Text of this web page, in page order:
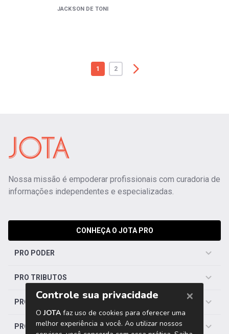
JACKSON DE TONI
1 2
Nossa missão é empoderar profissionais com curadoria de
informações independentes e especializadas.
CONHEÇA O JOTA PRO
PRO PODER
PRO TRIBUTOS
PRO TRABALHISTA
PRO SAÚDE